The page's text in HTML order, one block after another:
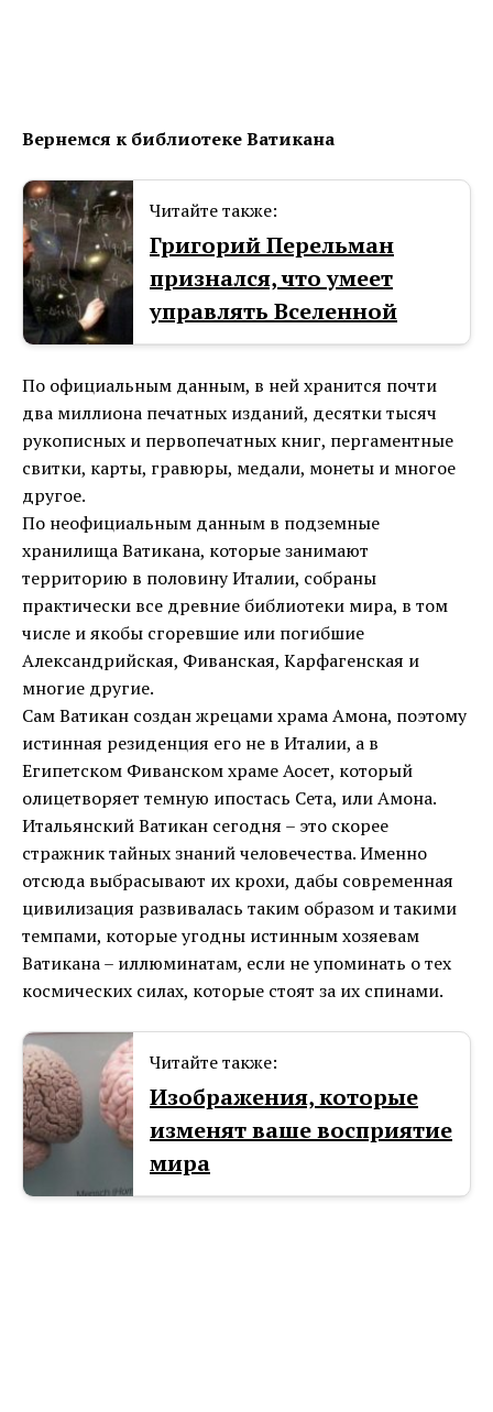
Вернемся к библиотеке Ватикана
Читайте также:
Григорий Перельман
признался, что умеет
управлять Вселенной
По официальным данным, в ней хранится почти
два миллиона печатных изданий, десятки тысяч
рукописных и первопечатных книг, пергаментные
свитки, карты, гравюры, медали, монеты и многое
другое.
По неофициальным данным в подземные
хранилища Ватикана, которые занимают
территорию в половину Италии, собраны
практически все древние библиотеки мира, в том
числе и якобы сгоревшие или погибшие
Александрийская, Фиванская, Карфагенская и
многие другие.
Сам Ватикан создан жрецами храма Амона, поэтому
истинная резиденция его не в Италии, а в
Египетском Фиванском храме Аосет, который
олицетворяет темную ипостась Сета, или Амона.
Итальянский Ватикан сегодня – это скорее
стражник тайных знаний человечества. Именно
отсюда выбрасывают их крохи, дабы современная
цивилизация развивалась таким образом и такими
темпами, которые угодны истинным хозяевам
Ватикана – иллюминатам, если не упоминать о тех
космических силах, которые стоят за их спинами.
Читайте также:
Изображения, которые
изменят ваше восприятие
мира